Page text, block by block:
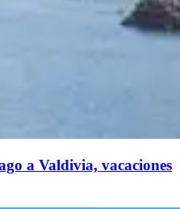
a Valdivia, vacaciones